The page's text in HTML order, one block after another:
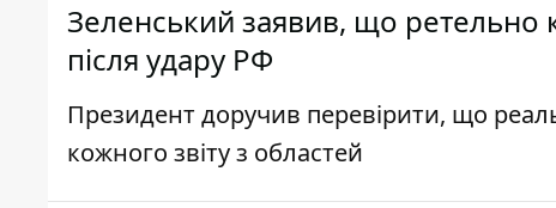
Зеленський заявив, що ретельно
після удару РФ
Президент доручив перевірити, що
кожного звіту з областей